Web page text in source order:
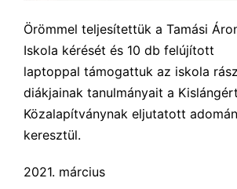
Örömmel teljesítettük a Tamási
Iskola kérését és 10 db felújított
laptoppal támogattuk az iskola
diákjainak tanulmányait a Kislángért
Közalapítványnak eljutatott
keresztül.
2021. március